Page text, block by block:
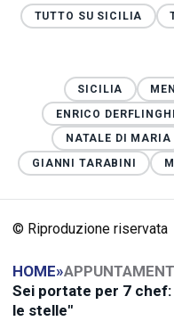
TUTTO SU SICILIA
SICILIA
ENRICO
NATALE DI MARIA
GIANNI TARABINI
© Riproduzione riservata
HOME»
Sei portate per 7
le stelle"